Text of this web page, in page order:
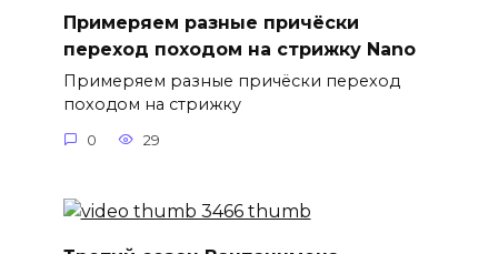
Примеряем разные причёски
переход походом на стрижку Nano
Примеряем разные причёски переход
походом на стрижку
0 29